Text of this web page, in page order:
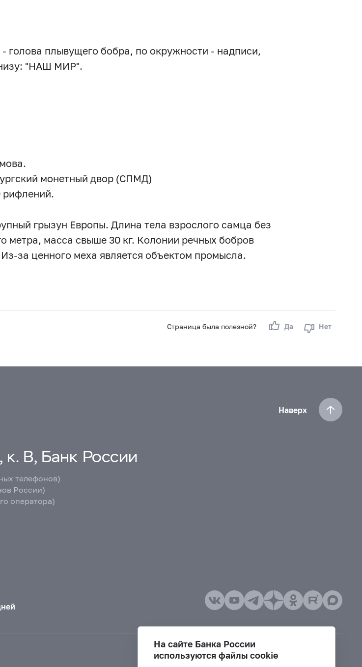
голова плывущего бобра, по окружности - надписи,
"НАШ МИР".
монетный двор (СПМД)
рифлений.
грызун Европы. Длина тела взрослого самца без
метра, масса свыше 30 кг. Колонии речных бобров
за ценного меха является объектом промысла.
Страница была полезной? Да Нет
Наверх
к. В, Банк России
телефонов)
России)
оператора)
На сайте Банка России
используются файлы cookie